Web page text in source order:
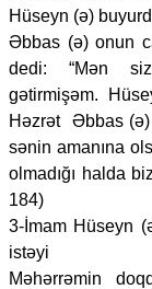
Hüseyn (ə)
Əbbas (ə) onun
dedi: “Mən
gətirmişəm.
Həzrət Əbbas (ə)
sənin amanına
olmadığı halda
184)
3-İmam Hüseyn
istəyi
Məhərrəmin